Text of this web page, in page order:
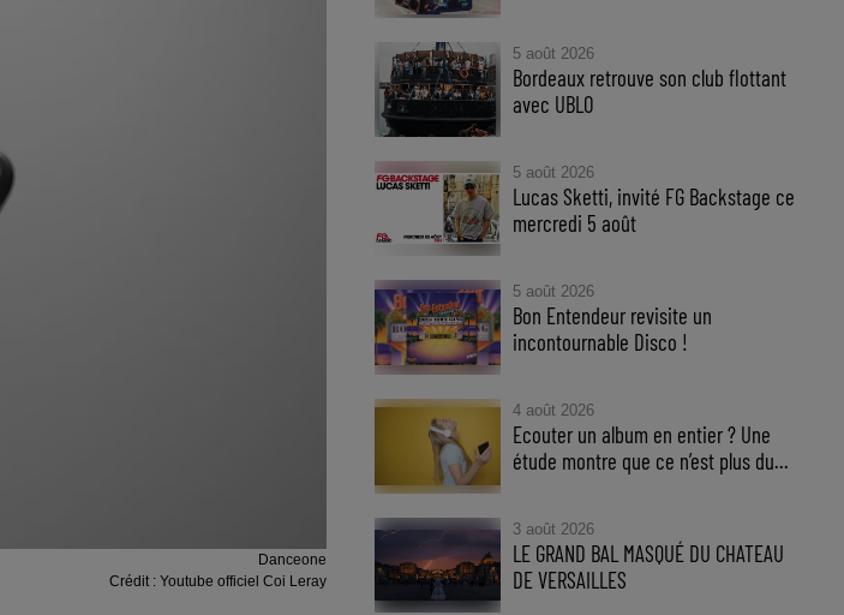
Danceone
Crédit : Youtube officiel Coi Leray
5 août 2026
Bordeaux retrouve son club flottant
avec UBLO
5 août 2026
Lucas Sketti, invité FG Backstage ce
mercredi 5 août
5 août 2026
Bon Entendeur revisite un
incontournable Disco !
4 août 2026
Ecouter un album en entier ? Une
étude montre que ce n’est plus du...
3 août 2026
LE GRAND BAL MASQUÉ DU CHATEAU
DE VERSAILLES